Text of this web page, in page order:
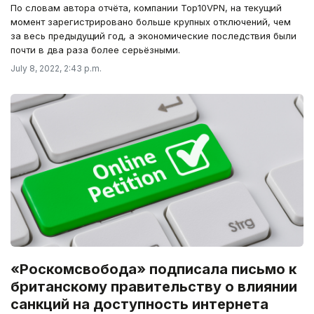
По словам автора отчёта, компании Top10VPN, на текущий
момент зарегистрировано больше крупных отключений, чем
за весь предыдущий год, а экономические последствия были
почти в два раза более серьёзными.
July 8, 2022, 2:43 p.m.
«Роскомсвобода» подписала письмо к
британскому правительству о влиянии
санкций на доступность интернета